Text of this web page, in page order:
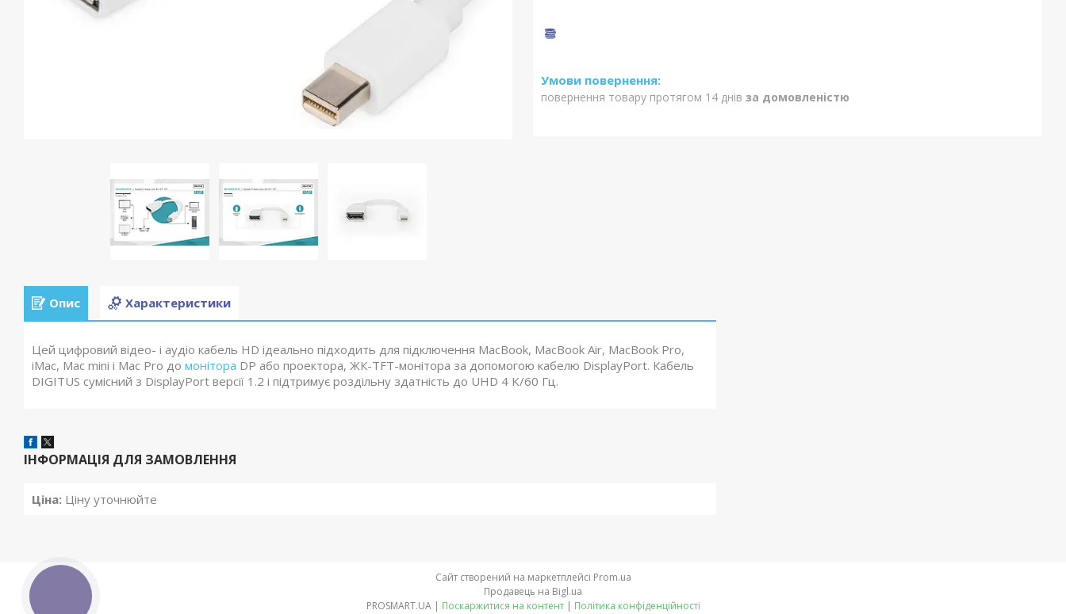
повернення товару протягом 14 днів за домовленістю
Опис Характеристики
Цей цифровий відео- і аудіо кабель HD ідеально підходить для підключення MacBook, MacBook Air, MacBook Pro,
iMac, Mac mini і Mac Pro до монітора DP або проектора, ЖК-TFT-монітора за допомогою кабелю DisplayPort. Кабель
DIGITUS сумісний з DisplayPort версії 1.2 і підтримує роздільну здатність до UHD 4 K/60 Гц.
ІНФОРМАЦІЯ ДЛЯ ЗАМОВЛЕННЯ
Ціна: Ціну уточнюйте
Сайт створений на маркетплейсі Prom.ua
Продавець на Bigl.ua
PROSMART.UA | Поскаржитися на контент | Політика конфіденційності